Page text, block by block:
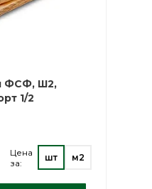
ФСФ, Ш2,
1/2
Цена
за:
шт м2